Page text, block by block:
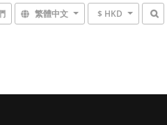
繁體中文 $ HKD